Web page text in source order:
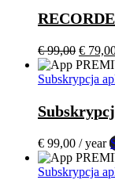
€99,00
cena
€
Subskrypcja
€ 99,00 / year
Subskrypcja